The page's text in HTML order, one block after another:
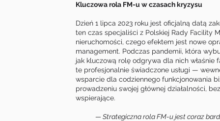
Kluczowa rola FM-u w czasach kryzysu
Dzień 1 lipca 2023 roku jest oficjalną datą
ten czas specjaliści z Polskiej Rady Facility
nieruchomości, czego efektem jest nowe
management. Podczas pandemii, która
jak kluczową rolę odgrywa dla nich właśnie
te profesjonalnie świadczone usługi —
wsparcie dla codziennego funkcjonowania
prowadzeniu swojej głównej działalności,
wspierające.
— Strategiczna rola FM-u jest coraz